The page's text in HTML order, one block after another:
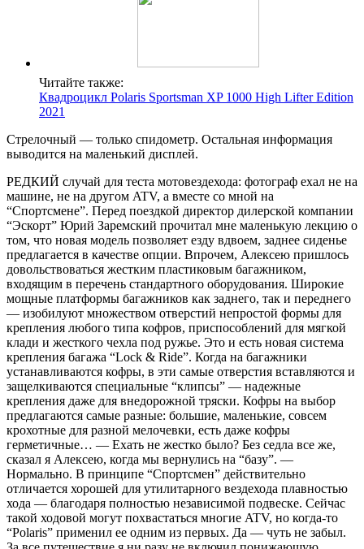
Читайте также:
Квадроцикл Polaris Sportsman XP 1000 High Lifter Edition
2021
Стрелочный — только спидометр. Остальная информация
выводится на маленький дисплей.
РЕДКИЙ случай для теста мотовездехода: фотограф ехал не на
машине, не на другом ATV, а вместе со мной на
“Спортсмене”. Перед поездкой директор дилерской компании
“Эскорт” Юрий Заремский прочитал мне маленькую лекцию о
том, что новая модель позволяет езду вдвоем, заднее сиденье
предлагается в качестве опции. Впрочем, Алексею пришлось
довольствоваться жестким пластиковым багажником,
входящим в перечень стандартного оборудования. Широкие
мощные платформы багажников как заднего, так и переднего
— изобилуют множеством отверстий непростой формы для
крепления любого типа кофров, приспособлений для мягкой
клади и жесткого чехла под ружье. Это и есть новая система
крепления багажа “Lock & Ride”. Когда на багажники
устанавливаются кофры, в эти самые отверстия вставляются и
защелкиваются специальные “клипсы” — надежные
крепления даже для внедорожной тряски. Кофры на выбор
предлагаются самые разные: большие, маленькие, совсем
крохотные для разной мелочевки, есть даже кофры
герметичные… — Ехать не жестко было? Без седла все же,
сказал я Алексею, когда мы вернулись на “базу”. —
Нормально. В принципе “Спортсмен” действительно
отличается хорошей для утилитарного вездехода плавностью
хода — благодаря полностью независимой подвеске. Сейчас
такой ходовой могут похвастаться многие ATV, но когда-то
“Polaris” применил ее одним из первых. Да — чуть не забыл.